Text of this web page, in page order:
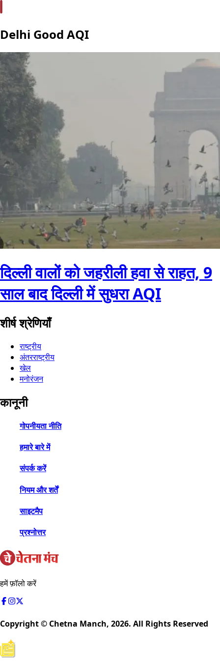
Delhi Good AQI
दिल्ली वालों को जहरीली हवा से राहत, 9
साल बाद दिल्ली में सुधरा AQI
शीर्ष श्रेणियाँ
राष्ट्रीय
अंतरराष्ट्रीय
खेल
मनोरंजन
कानूनी
गोपनीयता नीति
हमारे बारे में
संपर्क करें
नियम और शर्तें
साइटमैप
प्रश्नोत्तर
हमें फ़ॉलो करें
Copyright © Chetna Manch, 2026. All Rights Reserved